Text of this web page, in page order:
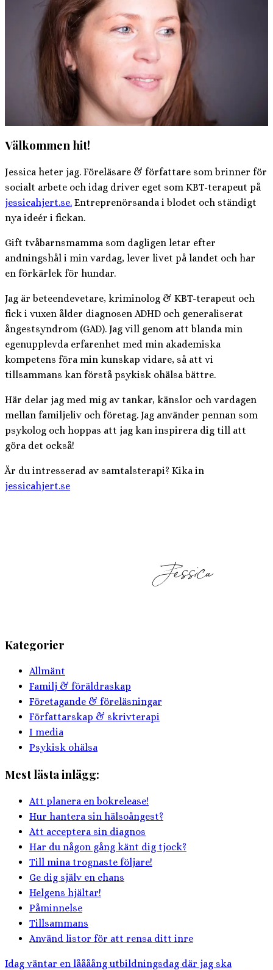
Välkommen hit!
Jessica heter jag. Föreläsare & författare som brinner för
socialt arbete och idag driver eget som KBT-terapeut på
jessicahjert.se. Entreprenörsanda i blodet och ständigt
nya ideér i fickan.
Gift tvåbarnsmamma som dagligen letar efter
andningshål i min vardag, lever livet på landet och har
en förkärlek för hundar.
Jag är beteendevetare, kriminolog & KBT-terapeut och
fick i vuxen ålder diagnosen ADHD och generaliserat
ångestsyndrom (GAD). Jag vill genom att blanda min
egenupplevda erfarenhet med min akademiska
kompetens föra min kunskap vidare, så att vi
tillsammans kan förstå psykisk ohälsa bättre.
Här delar jag med mig av tankar, känslor och vardagen
mellan familjeliv och företag. Jag använder pennan som
psykolog och hoppas att jag kan inspirera dig till att
göra det också!
Är du intresserad av samtalsterapi? Kika in
jessicahjert.se
Kategorier
Allmänt
Familj & föräldraskap
Företagande & föreläsningar
Författarskap & skrivterapi
I media
Psykisk ohälsa
Mest lästa inlägg:
Att planera en bokrelease!
Hur hantera sin hälsoångest?
Att acceptera sin diagnos
Har du någon gång känt dig tjock?
Till mina trognaste följare!
Ge dig själv en chans
Helgens hjältar!
Påminnelse
Tillsammans
Använd listor för att rensa ditt inre
Idag väntar en låååång utbildningsdag där jag ska